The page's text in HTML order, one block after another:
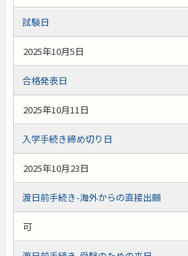
試験日
2025年10月5日
合格発表日
2025年10月11日
入学手続き締め切り日
2025年10月23日
渡日前手続き-海外からの直接出願
可